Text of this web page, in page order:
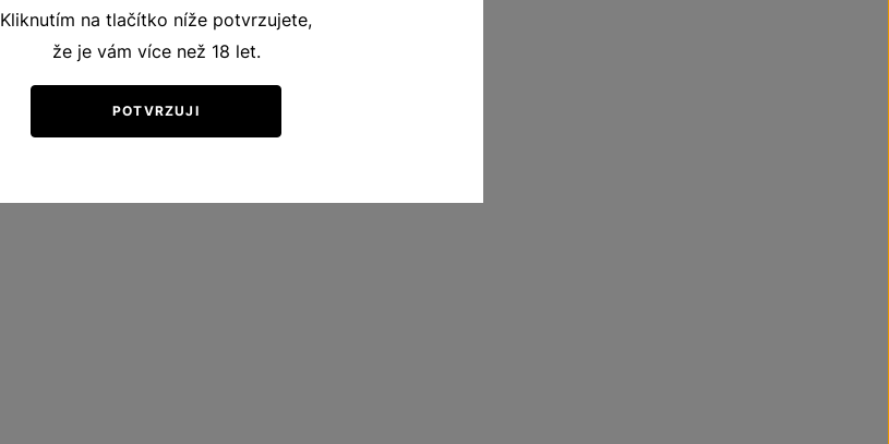
Kliknutím na tlačítko níže potvrzujete,
že je vám více než 18 let.
POTVRZUJI